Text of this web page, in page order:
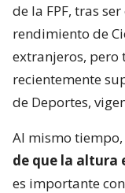
de la FPF, tras
rendimiento de
extranjeros, pero
recientemente
de Deportes,
Al mismo tiempo,
de que la altura
es importante